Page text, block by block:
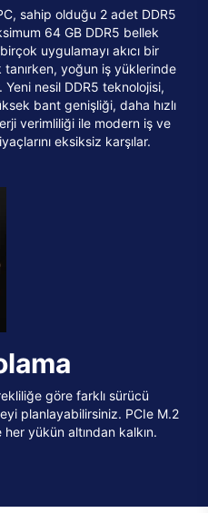
sahip olduğu 2 adet DDR5
64 GB DDR5 bellek
uygulamayı akıcı bir
tanırken, yoğun iş yüklerinde
nesil DDR5 teknolojisi,
bant genişliği, daha hızlı
verimliliği ile modern iş ve
eksiksiz karşılar.
göre farklı sürücü
planlayabilirsiniz. PCIe M.2
yükün altından kalkın.